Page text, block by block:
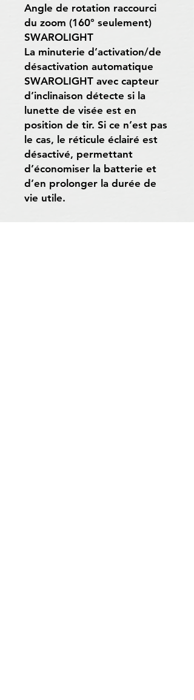
Angle de rotation raccourci
du zoom (160° seulement)
SWAROLIGHT
La minuterie d’activation/de
désactivation automatique
SWAROLIGHT avec capteur
d’inclinaison détecte si la
lunette de visée est en
position de tir. Si ce n’est pas
le cas, le réticule éclairé est
désactivé, permettant
d’économiser la batterie et
d’en prolonger la durée de
vie utile.